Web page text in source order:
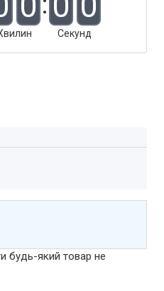
Секунд
будь-який товар не